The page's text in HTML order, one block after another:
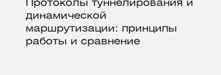
Протоколы туннелирования и
динамической
маршрутизации: принципы
работы и сравнение